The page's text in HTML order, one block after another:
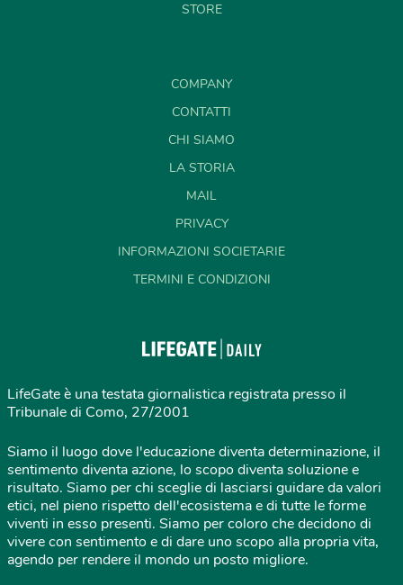
STORE
COMPANY
CONTATTI
CHI SIAMO
LA STORIA
MAIL
PRIVACY
INFORMAZIONI SOCIETARIE
TERMINI E CONDIZIONI
LifeGate è una testata giornalistica registrata presso il
Tribunale di Como, 27/2001
Siamo il luogo dove l'educazione diventa determinazione, il
sentimento diventa azione, lo scopo diventa soluzione e
risultato. Siamo per chi sceglie di lasciarsi guidare da valori
etici, nel pieno rispetto dell'ecosistema e di tutte le forme
viventi in esso presenti. Siamo per coloro che decidono di
vivere con sentimento e di dare uno scopo alla propria vita,
agendo per rendere il mondo un posto migliore.